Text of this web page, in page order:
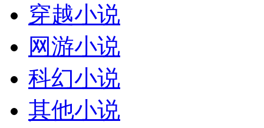
穿越小说
网游小说
科幻小说
其他小说